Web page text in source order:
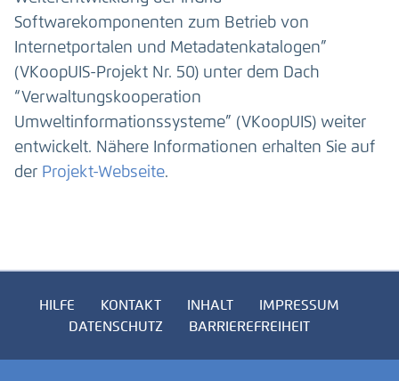
Softwarekomponenten zum Betrieb von
Internetportalen und Metadatenkatalogen”
(VKoopUIS-Projekt Nr. 50) unter dem Dach
“Verwaltungskooperation
Umweltinformationssysteme” (VKoopUIS) weiter
entwickelt. Nähere Informationen erhalten Sie auf
der Projekt-Webseite.
HILFE KONTAKT INHALT
IMPRESSUM
DATENSCHUTZ
BARRIEREFREIHEIT